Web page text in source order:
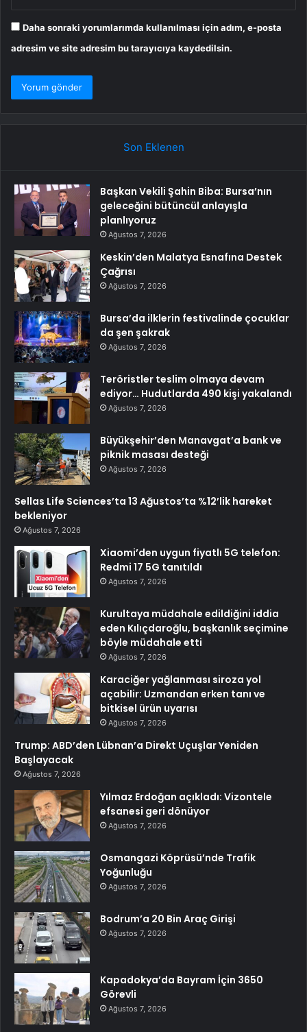
Daha sonraki yorumlarımda kullanılması için adım, e-posta
adresim ve site adresim bu tarayıcıya kaydedilsin.
Son Eklenen
Başkan Vekili Şahin Biba: Bursa’nın
geleceğini bütüncül anlayışla
planlıyoruz
Ağustos 7, 2026
Keskin’den Malatya Esnafına Destek
Çağrısı
Ağustos 7, 2026
Bursa’da ilklerin festivalinde çocuklar
da şen şakrak
Ağustos 7, 2026
Teröristler teslim olmaya devam
ediyor… Hudutlarda 490 kişi yakalandı
Ağustos 7, 2026
Büyükşehir’den Manavgat’a bank ve
piknik masası desteği
Ağustos 7, 2026
Sellas Life Sciences’ta 13 Ağustos’ta %12’lik hareket
bekleniyor
Ağustos 7, 2026
Xiaomi’den uygun fiyatlı 5G telefon:
Redmi 17 5G tanıtıldı
Ağustos 7, 2026
Kurultaya müdahale edildiğini iddia
eden Kılıçdaroğlu, başkanlık seçimine
böyle müdahale etti
Ağustos 7, 2026
Karaciğer yağlanması siroza yol
açabilir: Uzmandan erken tanı ve
bitkisel ürün uyarısı
Ağustos 7, 2026
Trump: ABD’den Lübnan’a Direkt Uçuşlar Yeniden
Başlayacak
Ağustos 7, 2026
Yılmaz Erdoğan açıkladı: Vizontele
efsanesi geri dönüyor
Ağustos 7, 2026
Osmangazi Köprüsü’nde Trafik
Yoğunluğu
Ağustos 7, 2026
Bodrum’a 20 Bin Araç Girişi
Ağustos 7, 2026
Kapadokya’da Bayram İçin 3650
Görevli
Ağustos 7, 2026